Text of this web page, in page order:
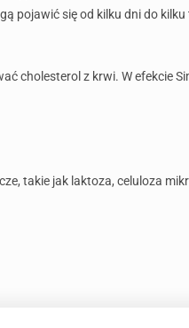
pojawić się od kilku dni do
cholesterol z krwi. W efekcie
takie jak laktoza, celuloza